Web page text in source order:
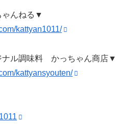
ゃんねる▼
kattyan1011/
ナル調味料 かっちゃん商店▼
kattyansyouten/